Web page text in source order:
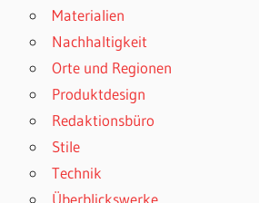
Materialien
Nachhaltigkeit
Orte und Regionen
Produktdesign
Redaktionsbüro
Stile
Technik
Überblickswerke